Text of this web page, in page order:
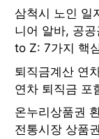
삼척시 노인 일
니어 알바, 공
to Z: 7가지 핵
퇴직금계산 연
연차 퇴직금 포
온누리상품권
전통시장 상품